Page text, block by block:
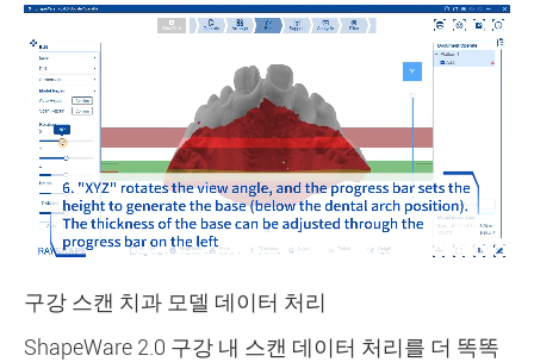
구강 스캔 치과 모델 데이터 처리
ShapeWare 2.0 구강 내 스캔 데이터 처리를 더 똑똑